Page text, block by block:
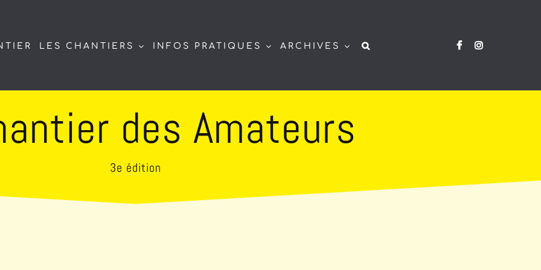
LES CHANTIERS INFOS PRATIQUES ARCHIVES
des Amateurs
3e édition